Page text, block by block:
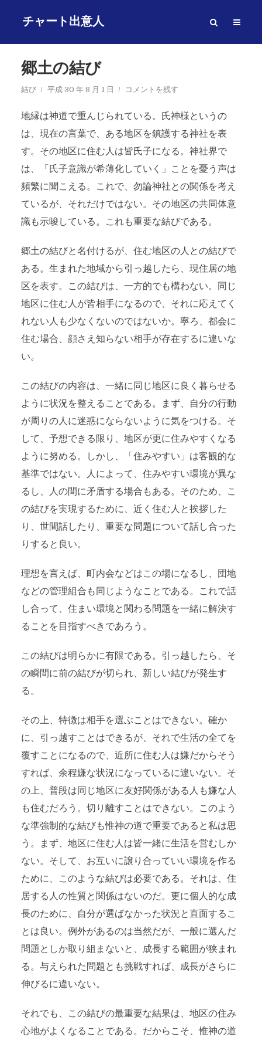
チャート出意人
郷土の結び
結び 平成 30 年 8 月 1 日 コメントを残す
地縁は神道で重んじられている。氏神様というの
は、現在の言葉で、ある地区を鎮護する神社を表
す。その地区に住む人は皆氏子になる。神社界で
は、「氏子意識が希薄化していく」ことを憂う声は
頻繁に聞こえる。これで、勿論神社との関係を考え
ているが、それだけではない。その地区の共同体意
識も示唆している。これも重要な結びである。
郷土の結びと名付けるが、住む地区の人との結びで
ある。生まれた地域から引っ越したら、現住居の地
区を表す。この結びは、一方的でも構わない。同じ
地区に住む人が皆相手になるので、それに応えてく
れない人も少なくないのではないか。寧ろ、都会に
住む場合、顔さえ知らない相手が存在するに違いな
い。
この結びの内容は、一緒に同じ地区に良く暮らせる
ように状況を整えることである。まず、自分の行動
が周りの人に迷惑にならないように気をつける。そ
して、予想できる限り、地区が更に住みやすくなる
ように努める。しかし、「住みやすい」は客観的な
基準ではない。人によって、住みやすい環境が異な
るし、人の間に矛盾する場合もある。そのため、こ
の結びを実現するために、近く住む人と挨拶した
り、世間話したり、重要な問題について話し合った
りすると良い。
理想を言えば、町内会などはこの場になるし、団地
などの管理組合も同じようなことである。これで話
し合って、住まい環境と関わる問題を一緒に解決す
ることを目指すべきであろう。
この結びは明らかに有限である。引っ越したら、そ
の瞬間に前の結びが切られ、新しい結びが発生す
る。
その上、特徴は相手を選ぶことはできない。確か
に、引っ越すことはできるが、それで生活の全てを
覆すことになるので、近所に住む人は嫌だからそう
すれば、余程嫌な状況になっているに違いない。そ
の上、普段は同じ地区に友好関係がある人も嫌な人
も住むだろう。切り離すことはできない。このよう
な準強制的な結びも惟神の道で重要であると私は思
う。まず、地区に住む人は皆一緒に生活を営むしか
ない。そして、お互いに譲り合っていい環境を作る
ために、このような結びは必要である。それは、住
居する人の性質と関係はないのだ。更に個人的な成
長のために、自分が選ばなかった状況と直面するこ
とは良い。例外があるのは当然だが、一般に選んだ
問題としか取り組まないと、成長する範囲が狭まれ
る。与えられた問題とも挑戦すれば、成長がさらに
伸びるに違いない。
それでも、この結びの最重要な結果は、地区の住み
心地がよくなることである。だからこそ、惟神の道